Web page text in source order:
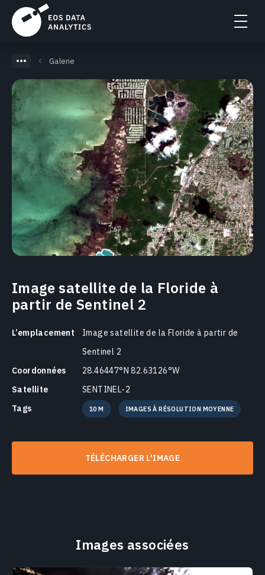
Galerie
Image satellite de la Floride à
partir de Sentinel 2
L’emplacement
Image satellite de la Floride à partir de
Sentinel 2
Coordonnées
28.46447°N 82.63126°W
Satellite
SENTINEL-2
Tags
10 M IMAGES À RÉSOLUTION MOYENNE
TÉLÉCHARGER L'IMAGE
Images associées